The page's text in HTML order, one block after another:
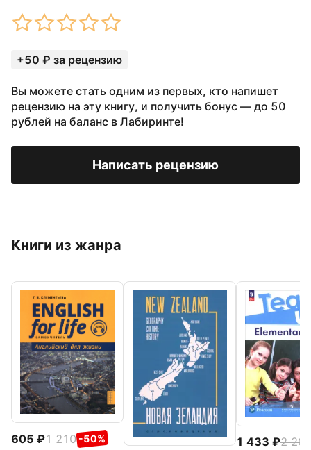
+50 ₽ за рецензию
Вы можете стать одним из первых, кто напишет
рецензию на эту книгу, и получить бонус — до 50
рублей на баланс в Лабиринте!
Написать рецензию
Книги из жанра
605 1 210 -50% 1 433
2 204